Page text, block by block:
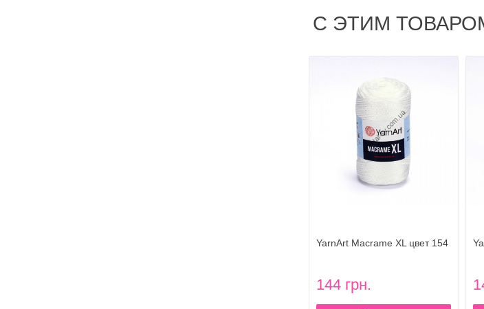
С ЭТИМ
YarnArt Macrame XL цвет 154
144 грн.